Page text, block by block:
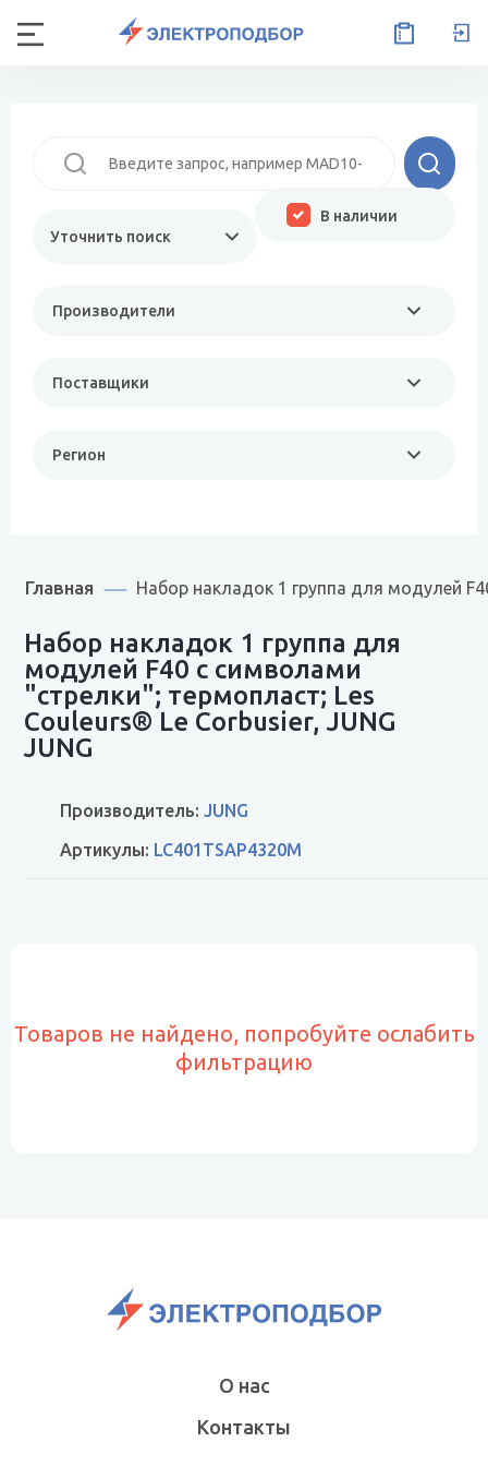
Уточнить поиск
Производители
Поставщики
Регион
В наличии
Главная Набор накладок 1 группа для модулей
Набор накладок 1 группа для
модулей F40 c символами
"стрелки"; термопласт; Les
Couleurs® Le Corbusier, JUNG
JUNG
Производитель: JUNG
Артикулы: LC401TSAP4320M
Товаров не найдено, попробуйте ослабить
фильтрацию
О нас
Контакты